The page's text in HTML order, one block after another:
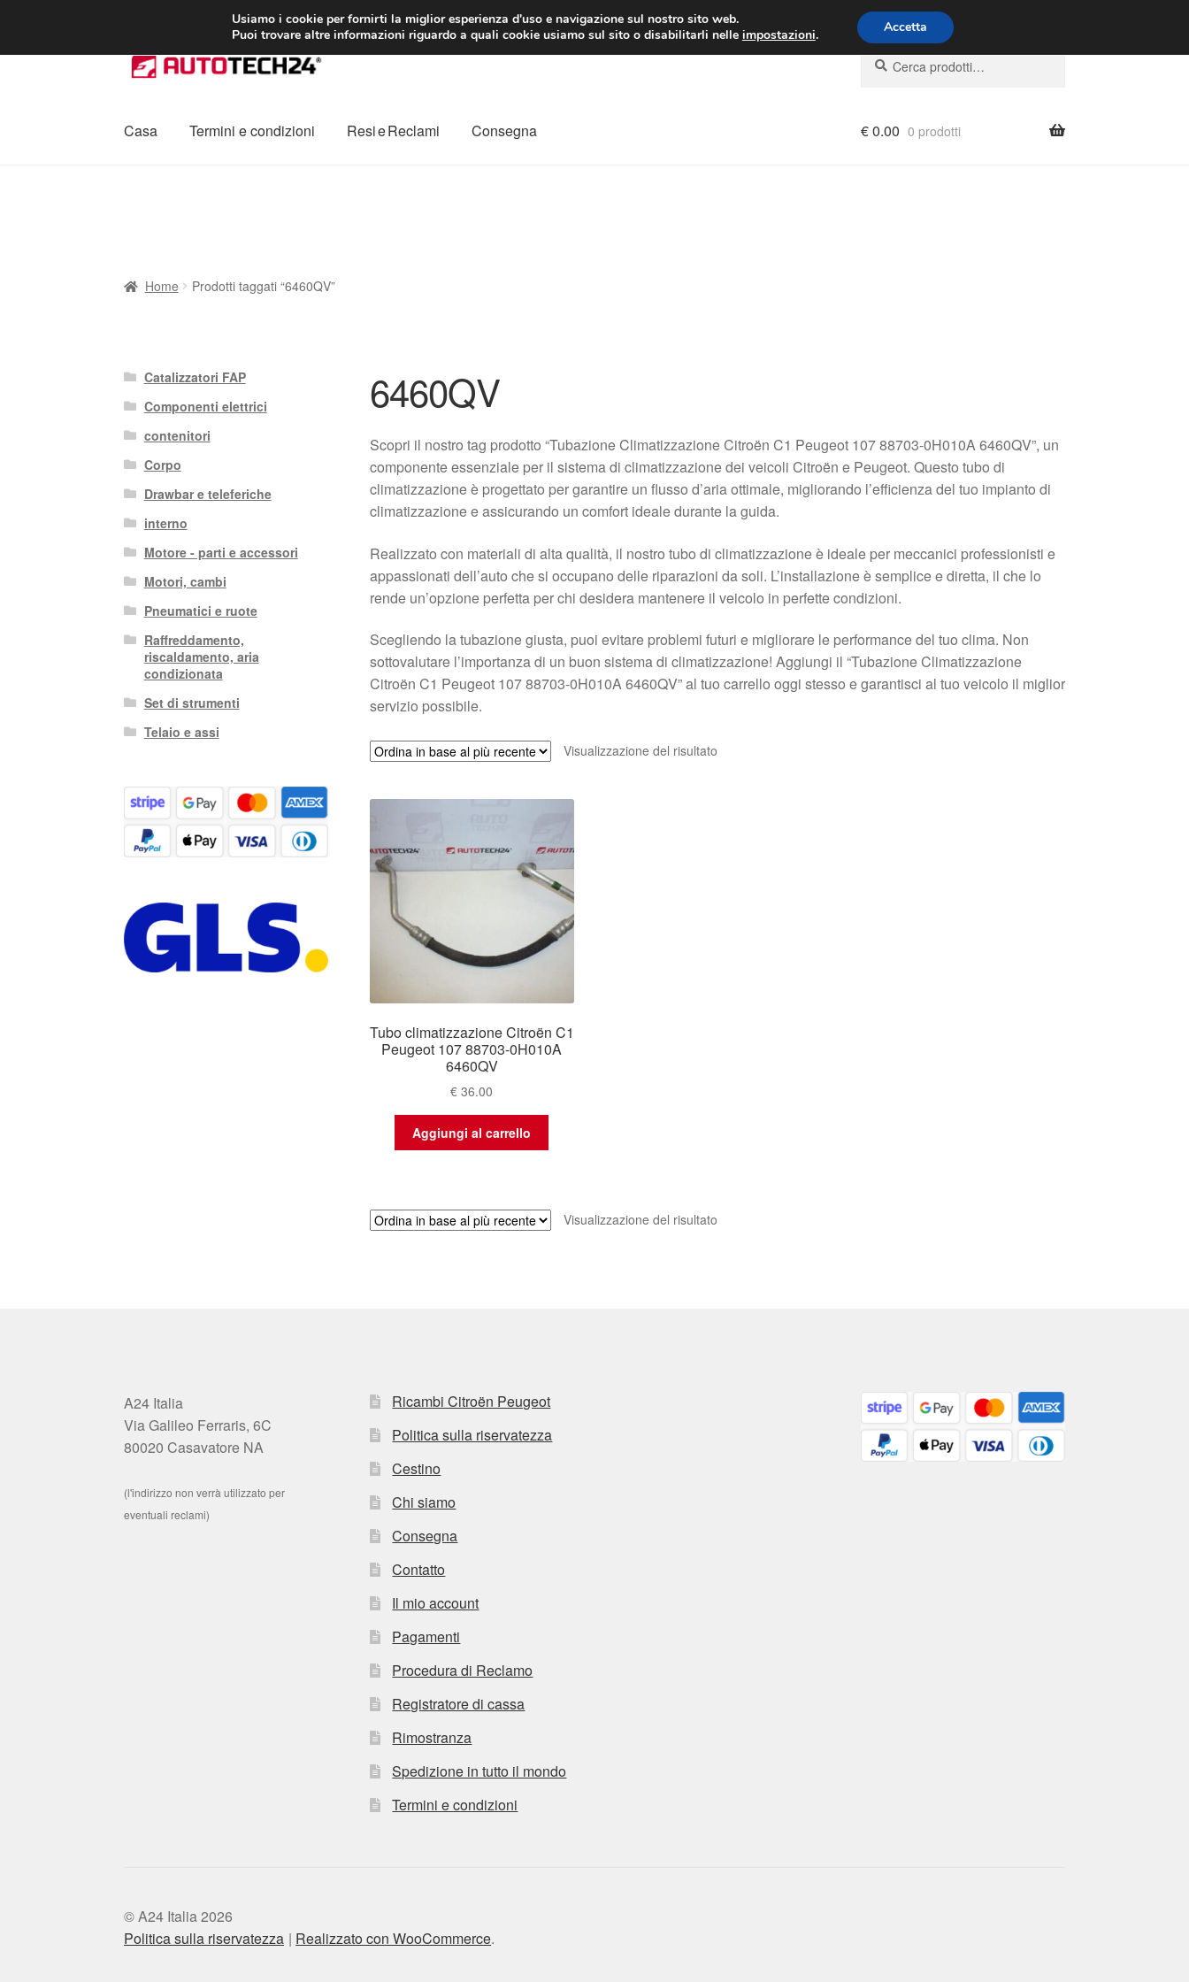
CONSEGNA da 7 EUR Lun-Ven 9:00 - 16:00 800 580 290
Vai
alla
Vai
al
Cerca:
Cerca
Casa Termini e condizioni Resi e Reclami Consegna €0.00 0 prodotti
Home Prodotti taggati “6460QV”
6460QV
Scopri il nostro tag prodotto “Tubazione Climatizzazione Citroën C1 Peugeot 107 88703-0H010A 6460QV”, un
componente essenziale per il sistema di climatizzazione dei veicoli Citroën e Peugeot. Questo tubo di
climatizzazione è progettato per garantire un flusso d’aria ottimale, migliorando l’efficienza del tuo impianto di
climatizzazione e assicurando un comfort ideale durante la guida.
Realizzato con materiali di alta qualità, il nostro tubo di climatizzazione è ideale per meccanici professionisti e
appassionati dell’auto che si occupano delle riparazioni da soli. L’installazione è semplice e diretta, il che lo
rende un’opzione perfetta per chi desidera mantenere il veicolo in perfette condizioni.
Scegliendo la tubazione giusta, puoi evitare problemi futuri e migliorare le performance del tuo clima. Non
sottovalutare l’importanza di un buon sistema di climatizzazione! Aggiungi il “Tubazione Climatizzazione
Citroën C1 Peugeot 107 88703-0H010A 6460QV” al tuo carrello oggi stesso e garantisci al tuo veicolo il miglior
servizio possibile.
Visualizzazione del risultato
Tubo climatizzazione Citroën C1
Peugeot 107 88703-0H010A
6460QV
€ 36.00
Aggiungi al carrello
Visualizzazione del risultato
Catalizzatori FAP
Componenti elettrici
contenitori
Corpo
Drawbar e teleferiche
interno
Motore - parti e accessori
Motori, cambi
Pneumatici e ruote
Raffreddamento,
riscaldamento, aria
condizionata
Set di strumenti
Telaio e assi
A24 Italia
Via Galileo Ferraris, 6C
80020 Casavatore NA
(l'indirizzo non verrà utilizzato per
eventuali reclami)
Ricambi Citroën Peugeot
Politica sulla riservatezza
Cestino
Chi siamo
Consegna
Contatto
Il mio account
Pagamenti
Procedura di Reclamo
Registratore di cassa
Rimostranza
Spedizione in tutto il mondo
Termini e condizioni
© A24 Italia 2026
Politica sulla riservatezza
Realizzato con WooCommerce.
Usiamo i cookie per fornirti la miglior esperienza d'uso e navigazione sul nostro sito web.
Puoi trovare altre informazioni riguardo a quali cookie usiamo sul sito o disabilitarli nelle impostazioni. Accetta